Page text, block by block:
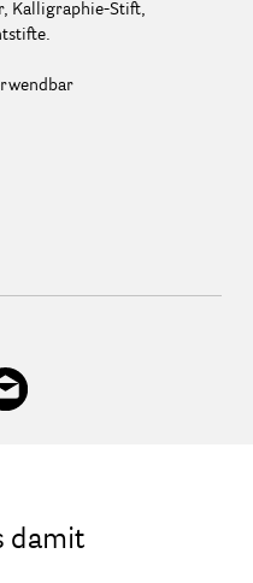
Kalligraphie-Stift,
damit